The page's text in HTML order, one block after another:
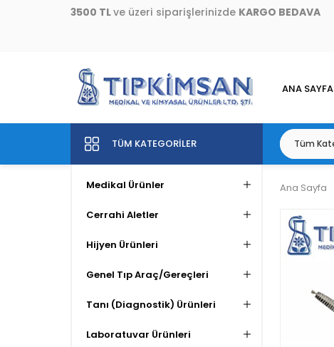
3500 TL ve üzeri siparişlerinizde KARGO BEDAVA
ANA SAYFA
TÜM KATEGORILER
Medikal Ürünler
Cerrahi Aletler
Hijyen Ürünleri
Genel Tıp Araç/Gereçleri
Tanı (Diagnostik) Ürünleri
Laboratuvar Ürünleri
Ana Sayfa